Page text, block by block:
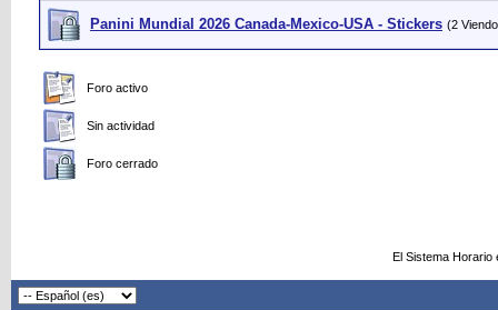
Panini Mundial 2026 Canada-Mexico-USA - Stickers (2
Foro activo
Sin actividad
Foro cerrado
El Sistema